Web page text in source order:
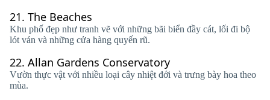
21. The Beaches
Khu phố đẹp như tranh vẽ với những bãi biển đầy cát, lối đi bộ
lót ván và những cửa hàng quyến rũ.
22. Allan Gardens Conservatory
Vườn thực vật với nhiều loại cây nhiệt đới và trưng bày hoa theo
mùa.